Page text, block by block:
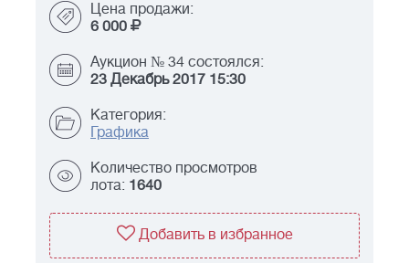
Цена продажи:
6 000
Аукцион № 34 состоялся:
23 Декабрь 2017 15:30
Категория:
Графика
Количество просмотров
лота: 1640
Добавить в избранное